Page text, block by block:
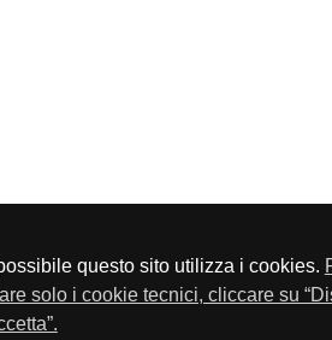
questo sito utilizza i cookies.
solo i cookie tecnici, cliccare su
- Telefono 030-23076 - Fax